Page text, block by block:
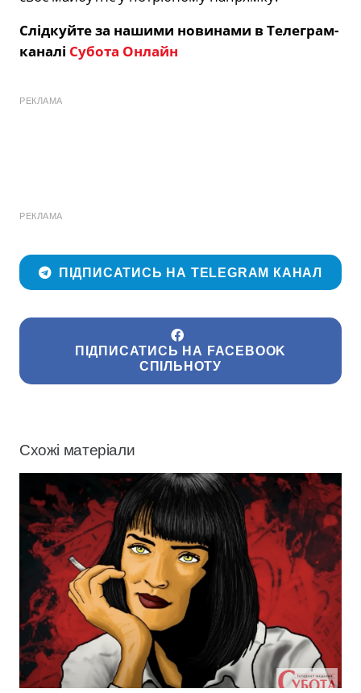
Слідкуйте за нашими новинами в Телеграм-
каналі Субота Онлайн
РЕКЛАМА
РЕКЛАМА
ПІДПИСАТИСЬ НА TELEGRAM КАНАЛ
ПІДПИСАТИСЬ НА FACEBOOK
СПІЛЬНОТУ
Схожі матеріали